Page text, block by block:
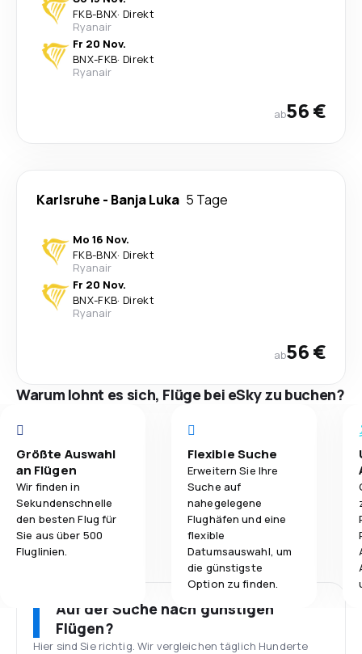
FKB-BNX· Direkt
Ryanair
Fr 20 Nov.
BNX-FKB· Direkt
Ryanair
ab56 €
Karlsruhe - Banja Luka 5 Tage
Mo 16 Nov.
FKB-BNX· Direkt
Ryanair
Fr 20 Nov.
BNX-FKB· Direkt
Ryanair
ab56 €
Warum lohnt es sich, Flüge bei eSky zu buchen?
Größte Auswahl
an Flügen
Wir finden in
Sekundenschnelle
den besten Flug für
Sie aus über 500
Fluglinien.
Flexible Suche
Erweitern Sie Ihre
Suche auf
nahegelegene
Flughäfen und eine
flexible
Datumsauswahl, um
die günstigste
Option zu finden.
Auf der Suche nach günstigen
Flügen?
Hier sind Sie richtig. Wir vergleichen täglich Hunderte